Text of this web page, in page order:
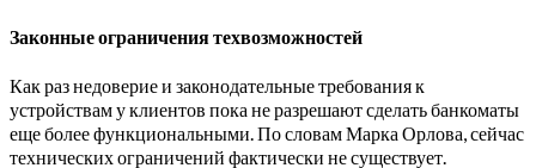
Законные ограничения техвозможностей
Как раз недоверие и законодательные требования к
устройствам у клиентов пока не разрешают сделать банкоматы
еще более функциональными. По словам Марка Орлова, сейчас
технических ограничений фактически не существует.